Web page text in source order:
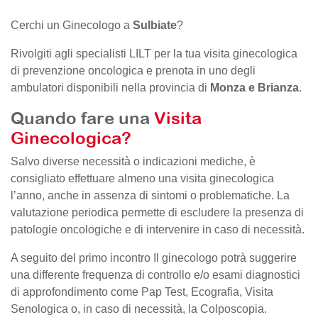
Cerchi un Ginecologo a Sulbiate?
Rivolgiti agli specialisti LILT per la tua visita ginecologica
di prevenzione oncologica e prenota in uno degli
ambulatori disponibili nella provincia di Monza e Brianza.
Quando fare una Visita
Ginecologica?
Salvo diverse necessità o indicazioni mediche, è
consigliato effettuare almeno una visita ginecologica
l’anno, anche in assenza di sintomi o problematiche. La
valutazione periodica permette di escludere la presenza di
patologie oncologiche e di intervenire in caso di necessità.
A seguito del primo incontro Il ginecologo potrà suggerire
una differente frequenza di controllo e/o esami diagnostici
di approfondimento come Pap Test, Ecografia, Visita
Senologica o, in caso di necessità, la Colposcopia.